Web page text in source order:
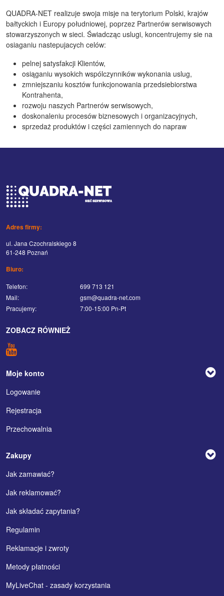
QUADRA-NET realizuje swoja misje na terytorium Polski, krajów
bałtyckich i Europy południowej, poprzez Partnerów serwisowych
stowarzyszonych w sieci. Świadcząc uslugi, koncentrujemy sie na
osiaganiu nastepujacych celów:
pelnej satysfakcji Klientów,
osiąganiu wysokich wspólczynników wykonania uslug,
zmniejszaniu kosztów funkcjonowania przedsiebiorstwa
Kontrahenta,
rozwoju naszych Partnerów serwisowych,
doskonaleniu procesów biznesowych i organizacyjnych,
sprzedaż produktów i części zamiennych do napraw
Adres firmy:
ul. Jana Czochralskiego 8
61-248 Poznań
Biuro:
Telefon:
699 713 121
Mail:
gsm@quadra-net.com
Pracujemy:
7:00-15:00 Pn-Pt
ZOBACZ RÓWNIEŻ
Moje konto
Logowanie
Rejestracja
Przechowalnia
Zakupy
Jak zamawiać?
Jak reklamować?
Jak składać zapytania?
Regulamin
Reklamacje i zwroty
Metody płatności
MyLiveChat - zasady korzystania